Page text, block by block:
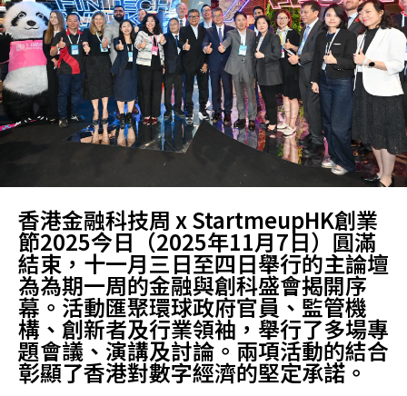
香港金融科技周 x StartmeupHK創業
節2025今日（2025年11月7日）圓滿
結束，十一月三日至四日舉行的主論壇
為為期一周的金融與創科盛會揭開序
幕。活動匯聚環球政府官員、監管機
構、創新者及行業領袖，舉行了多場專
題會議、演講及討論。兩項活動的結合
彰顯了香港對數字經濟的堅定承諾。